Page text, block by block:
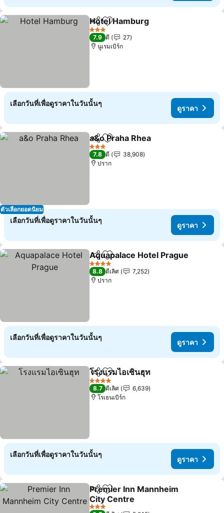
แชร์ เพิ่มในรายการโปรด
Hotel Hamburg
3 ดาว
7.9 ดี
27
นูเรมเบิร์ก
เลือกวันที่เพื่อดูราคาในวันนั้นๆ
ดูราคา
ตัวเลือกยอดนิยม
แชร์ เพิ่มในรายการโปรด
a&o Praha Rhea
3 ดาว
7.8 ดี
38,908
ปราก
เลือกวันที่เพื่อดูราคาในวันนั้นๆ
ดูราคา
แชร์ เพิ่มในรายการโปรด
Aquapalace Hotel Prague
4 ดาว
8.8 ดีเลิศ
7,252
ปราก
เลือกวันที่เพื่อดูราคาในวันนั้นๆ
ดูราคา
แชร์ เพิ่มในรายการโปรด
โรงแรมไอเซินฮุท
4 ดาว
8.7 ดีเลิศ
6,639
โรเธนเบิร์ก
เลือกวันที่เพื่อดูราคาในวันนั้นๆ
ดูราคา
แชร์ เพิ่มในรายการโปรด
Premier Inn Mannheim
City Centre
3 ดาว